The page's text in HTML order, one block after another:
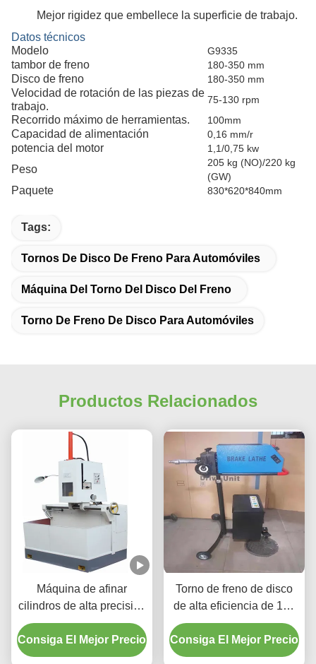
Mejor rigidez que embellece la superficie de trabajo.
Datos técnicos
Modelo
G9335
tambor de freno 180-350 mm
Disco de freno 180-350 mm
Velocidad de rotación de las piezas de
trabajo.
75-130 rpm
Recorrido máximo de herramientas. 100mm
Capacidad de alimentación 0,16 mm/r
potencia del motor 1,1/0,75 kw
Peso
205 kg (NO)/220 kg
(GW)
Paquete 830*620*840mm
Tags:
Tornos De Disco De Freno Para Automóviles
Máquina Del Torno Del Disco Del Freno
Torno De Freno De Disco Para Automóviles
Productos Relacionados
Máquina de afinar
cilindros de alta precisión
1.1/1.5kw para vehículos
cilindro
Consiga El Mejor Precio
Torno de freno de disco
de alta eficiencia de 120
rpm para el
mantenimiento del
vehículo T2009
Consiga El Mejor Precio